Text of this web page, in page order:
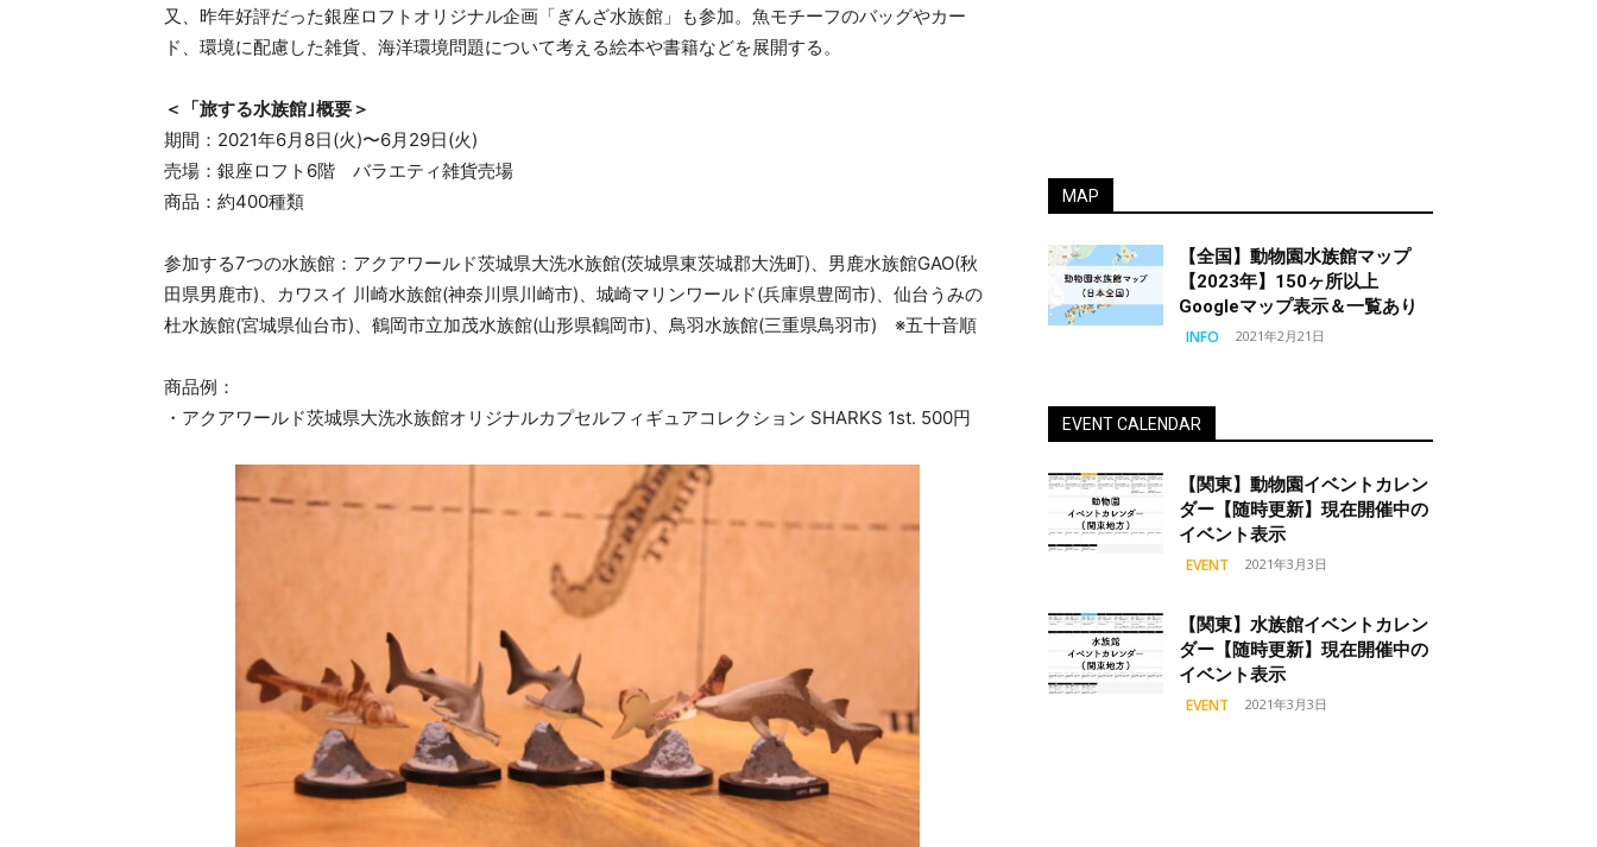
又、昨年好評だった銀座ロフトオリジナル企画「ぎんざ水族館」も参加。魚モチーフのバッグやカー
ド、環境に配慮した雑貨、海洋環境問題について考える絵本や書籍などを展開する。
＜「旅する水族館｣概要＞
期間：2021年6月8日(火)〜6月29日(火)
売場：銀座ロフト6階 バラエティ雑貨売場
商品：約400種類
参加する7つの水族館：アクアワールド茨城県大洗水族館(茨城県東茨城郡大洗町)、男鹿水族館GAO(秋
田県男鹿市)、カワスイ 川崎水族館(神奈川県川崎市)、城崎マリンワールド(兵庫県豊岡市)、仙台うみの
杜水族館(宮城県仙台市)、鶴岡市立加茂水族館(山形県鶴岡市)、鳥羽水族館(三重県鳥羽市) ※五十音順
商品例：
・アクアワールド茨城県大洗水族館オリジナルカプセルフィギュアコレクション SHARKS 1st. 500円
MAP
【全国】動物園水族館マップ
【2023年】150ヶ所以上
Googleマップ表示＆一覧あり
INFO 2021年2月21日
EVENT CALENDAR
【関東】動物園イベントカレン
ダー【随時更新】現在開催中の
イベント表示
EVENT 2021年3月3日
【関東】水族館イベントカレン
ダー【随時更新】現在開催中の
イベント表示
EVENT 2021年3月3日